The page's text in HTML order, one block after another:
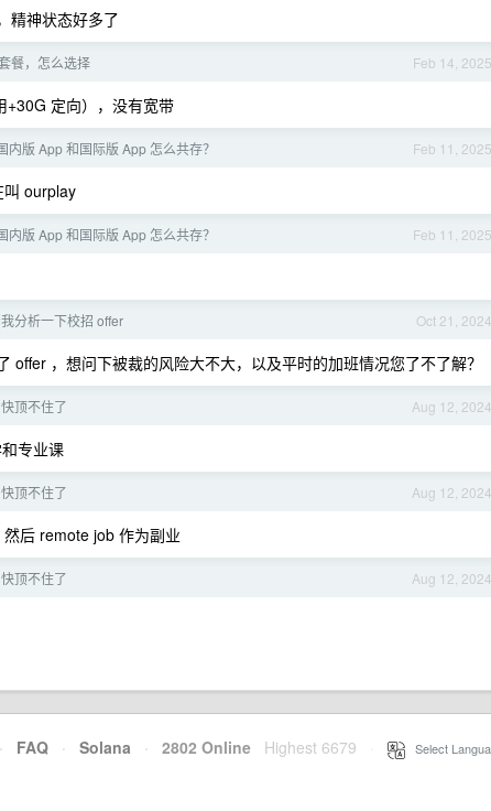
精神状态好多了
Feb 14, 2025
餐，怎么选择
+30G 定向），没有宽带
Feb 11, 2025
内版 App 和国际版 App 怎么共存？
叫 ourplay
Feb 11, 2025
内版 App 和国际版 App 怎么共存？
Oct 21, 2024
分析一下校招 offer
offer ，想问下被裁的风险大不大，以及平时的加班情况您了不了解？
Aug 12, 2024
顶不住了
专业课
Aug 12, 2024
顶不住了
后 remote job 作为副业
Aug 12, 2024
顶不住了
· FAQ · Solana · 2802 Online Highest 6679 Select